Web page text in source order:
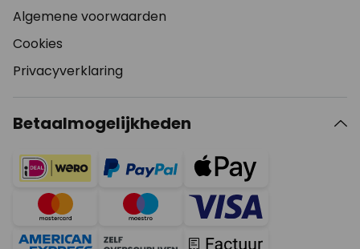
Algemene voorwaarden
Cookies
Privacyverklaring
Betaalmogelijkheden